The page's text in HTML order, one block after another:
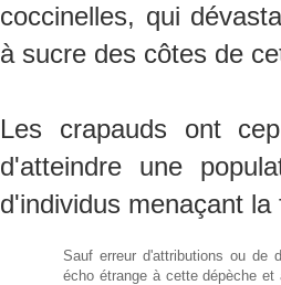
coccinelles, qui
à sucre des côtes de
Les crapauds ont
d'atteindre une
d'individus menaçant
Sauf erreur d'attributions ou de
écho étrange à cette dépèche